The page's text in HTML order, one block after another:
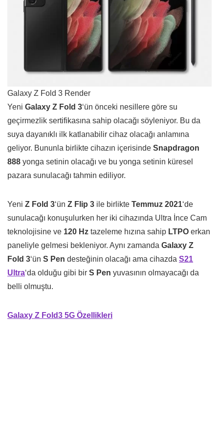
Galaxy Z Fold 3 Render
Yeni Galaxy Z Fold 3‘ün önceki nesillere göre su
geçirmezlik sertifikasına sahip olacağı söyleniyor. Bu da
suya dayanıklı ilk katlanabilir cihaz olacağı anlamına
geliyor. Bununla birlikte cihazın içerisinde Snapdragon
888 yonga setinin olacağı ve bu yonga setinin küresel
pazara sunulacağı tahmin ediliyor.
Yeni Z Fold 3‘ün Z Flip 3 ile birlikte Temmuz 2021‘de
sunulacağı konuşulurken her iki cihazında Ultra İnce Cam
teknolojisine ve 120 Hz tazeleme hızına sahip LTPO erkan
paneliyle gelmesi bekleniyor. Aynı zamanda Galaxy Z
Fold 3‘ün S Pen desteğinin olacağı ama cihazda S21
Ultra‘da olduğu gibi bir S Pen yuvasının olmayacağı da
belli olmuştu.
Galaxy Z Fold3 5G Özellikleri